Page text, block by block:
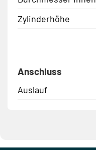
Zylinderhöhe
Anschluss
Auslauf